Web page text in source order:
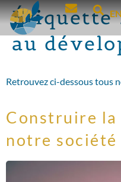
au
Retrouvez ci-dessous tous
Construire
notre société